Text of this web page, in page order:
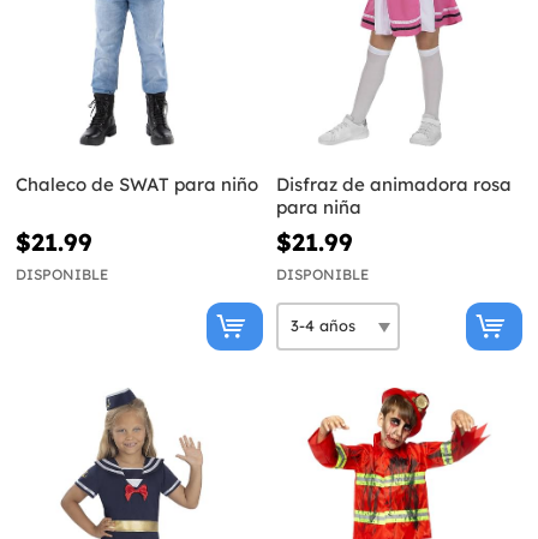
Chaleco de SWAT para niño
$21.99
DISPONIBLE
Disfraz de animadora rosa
para niña
$21.99
DISPONIBLE